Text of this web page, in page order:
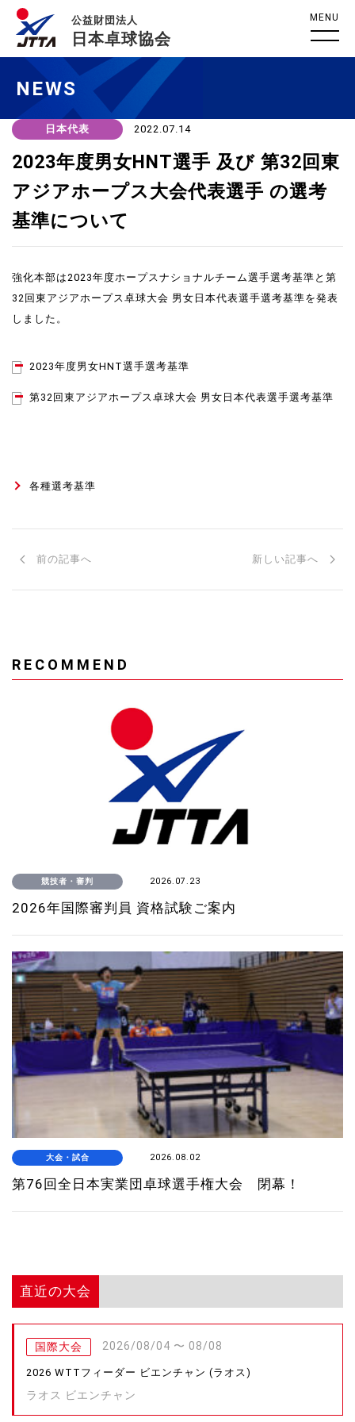
公益財団法人
日本卓球協会
MENU
NEWS
日本代表 2022.07.14
2023年度男女HNT選手 及び 第32回東
アジアホープス大会代表選手 の選考
基準について
強化本部は2023年度ホープスナショナルチーム選手選考基準と第
32回東アジアホープス卓球大会 男女日本代表選手選考基準を発表
しました。
2023年度男女HNT選手選考基準
第32回東アジアホープス卓球大会 男女日本代表選手選考基準
各種選考基準
前の記事へ 新しい記事へ
RECOMMEND
競技者・審判 2026.07.23
2026年国際審判員 資格試験ご案内
大会・試合 2026.08.02
第76回全日本実業団卓球選手権大会 閉幕！
直近の大会
国際大会 2026/08/04 〜 08/08
2026 WTTフィーダー ビエンチャン (ラオス)
ラオス ビエンチャン